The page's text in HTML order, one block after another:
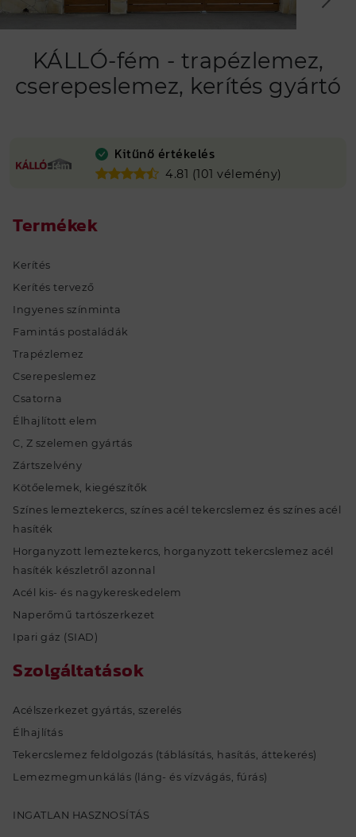
VISSZAHÍVÁS KÉRÉS
TERMÉK
Kerítés
Cserepeslemez
C, Z szelemen gyártás
Kötőelemek, kiegészítők
tekercslemez és színes acél hasíték
Horganyzott lemeztekercs, horganyzott
tekercslemez acél hasíték készletről
Acél kis- és nagykereskedelem
Naperőmű tartószerkezet
Ipari gáz (SIAD)
SZOLGÁLTATÁS
Élhajlítás
Tekercslemez feldolgozás (táblásítás,
hasítás, áttekerés)
Lemezmegmunkálás (láng- és vízvágás,
Kivitelező partnereink
Viszonteladó partnereink
INGATLAN
KAPCSOLAT
KÁLLÓ-fém - trapézlemez,
cserepeslemez, kerítés gyártó
Kitűnő értékelés
4.81 (101 vélemény)
Termékek
Kerítés
Kerítés tervező
Ingyenes színminta
Famintás postaládák
Trapézlemez
Cserepeslemez
Csatorna
Élhajlított elem
C, Z szelemen gyártás
Zártszelvény
Kötőelemek, kiegészítők
Színes lemeztekercs, színes acél tekercslemez és színes acél
hasíték
Horganyzott lemeztekercs, horganyzott tekercslemez acél
hasíték készletről azonnal
Acél kis- és nagykereskedelem
Naperőmű tartószerkezet
Ipari gáz (SIAD)
Szolgáltatások
Acélszerkezet gyártás, szerelés
Élhajlítás
Tekercslemez feldolgozás (táblásítás, hasítás, áttekerés)
Lemezmegmunkálás (láng- és vízvágás, fúrás)
INGATLAN HASZNOSÍTÁS